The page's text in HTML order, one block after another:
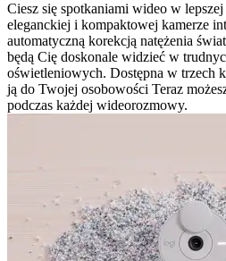
Ciesz się spotkaniami wideo w
eleganckiej i kompaktowej kamerze
automatyczną korekcją natężenia
będą Cię doskonale widzieć w
oświetleniowych. Dostępna w trzech
ją do Twojej osobowości Teraz
podczas każdej wideorozmowy.